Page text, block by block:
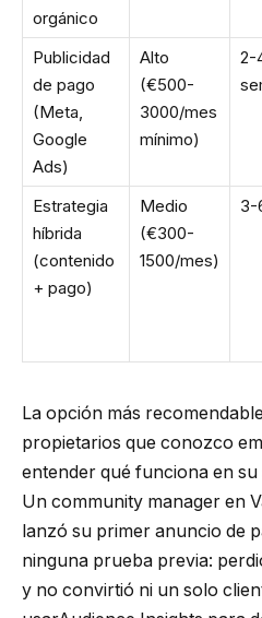
orgánico
Publicidad
de pago
(Meta,
Google
Ads)
Alto
(€500-
3000/mes
mínimo)
2-
Estrategia
híbrida
(contenido
+ pago)
Medio
(€300-
1500/mes)
3-
La opción más
propietarios que conozco
entender qué funciona en
Un community manager en
lanzó su primer anuncio de
ninguna prueba previa:
y no convirtió ni un solo